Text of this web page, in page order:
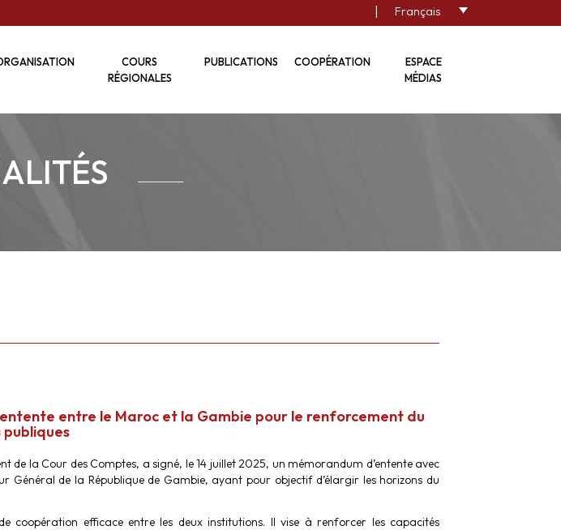
| Français
COURS
RÉGIONALES
PUBLICATIONS COOPÉRATION
ESPACE
MÉDIAS
entre le Maroc et la Gambie pour le renforcement du
de la Cour des Comptes, a signé, le 14 juillet 2025, un mémorandum d’entente avec
Général de la République de Gambie, ayant pour objectif d’élargir les horizons du
coopération efficace entre les deux institutions. Il vise à renforcer les capacités